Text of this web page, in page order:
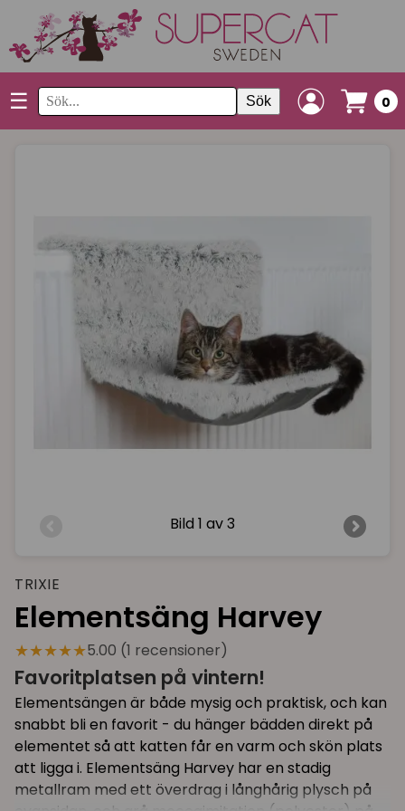
☰ Sök 0
Bild 1 av 3
TRIXIE
Elementsäng Harvey
★★★★★5.00 (1 recensioner)
Favoritplatsen på vintern!
Elementsängen är både mysig och praktisk, och kan
snabbt bli en favorit - du hänger bädden direkt på
elementet så att katten får en varm och skön plats
att ligga i. Elementsäng Harvey har en stadig
metallram med ett överdrag i långhårig plysch på